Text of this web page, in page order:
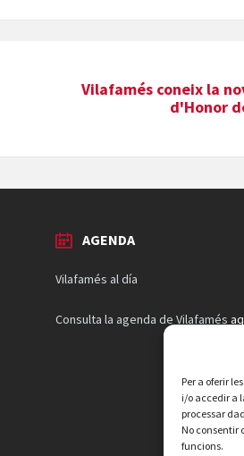
Per a oferir
i/o accedir a
processar
No consentir
funcions.
Vilafamés coneix la
d'Honor
AGENDA
Vilafamés al día
Consulta la agenda de Vilafamés